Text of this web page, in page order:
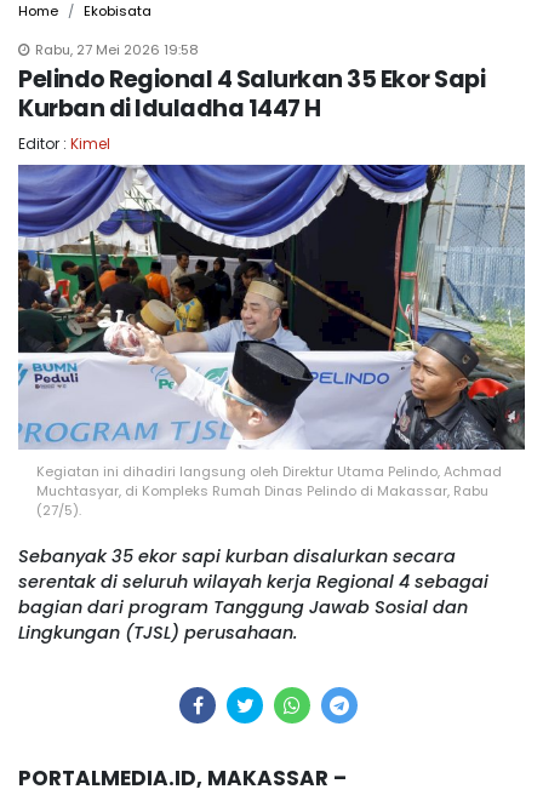
Home
Ekobisata
Rabu, 27 Mei 2026 19:58
Pelindo Regional 4 Salurkan 35 Ekor Sapi
Kurban di Iduladha 1447 H
Editor : Kimel
Kegiatan ini dihadiri langsung oleh Direktur Utama Pelindo, Achmad
Muchtasyar, di Kompleks Rumah Dinas Pelindo di Makassar, Rabu
(27/5).
Sebanyak 35 ekor sapi kurban disalurkan secara
serentak di seluruh wilayah kerja Regional 4 sebagai
bagian dari program Tanggung Jawab Sosial dan
Lingkungan (TJSL) perusahaan.
PORTALMEDIA.ID, MAKASSAR –